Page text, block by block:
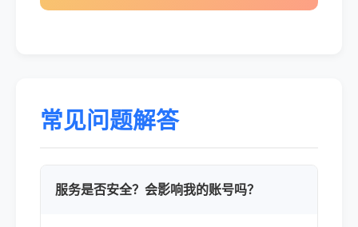
常见问题解答
服务是否安全？会影响我的账号吗？